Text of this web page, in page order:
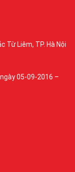
Từ Liêm, TP. Hà Nội
05-09-2016 –